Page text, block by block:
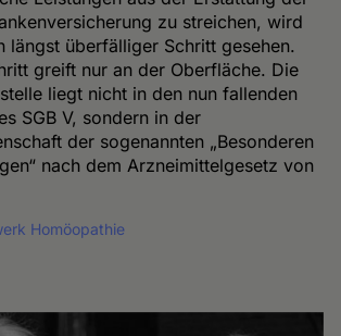
zu streichen, wird
längst überfälliger Schritt gesehen.
greift nur an der Oberfläche. Die
liegt nicht in den nun fallenden
SGB V, sondern in der
der sogenannten „Besonderen
nach dem Arzneimittelgesetz von
Homöopathie